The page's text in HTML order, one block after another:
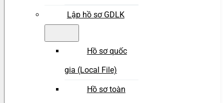
Lập hồ sơ GDLK
Hồ sơ quốc
gia (Local File)
Hồ sơ toàn